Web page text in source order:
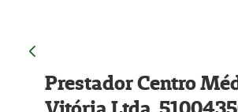
Prestador Centro